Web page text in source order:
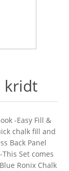
kridt
-Easy Fill &
chalk fill and
Back Panel
Set comes
Ronix Chalk